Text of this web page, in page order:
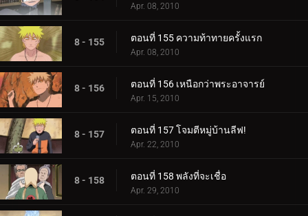
Apr. 08, 2010
8 - 155 ตอนที่ 155 ความท้าทายครั้งแรก
Apr. 08, 2010
8 - 156 ตอนที่ 156 เหนือกว่าพระอาจารย์
Apr. 15, 2010
8 - 157 ตอนที่ 157 โจมตีหมู่บ้านลีฟ!
Apr. 22, 2010
8 - 158 ตอนที่ 158 พลังที่จะเชื่อ
Apr. 29, 2010